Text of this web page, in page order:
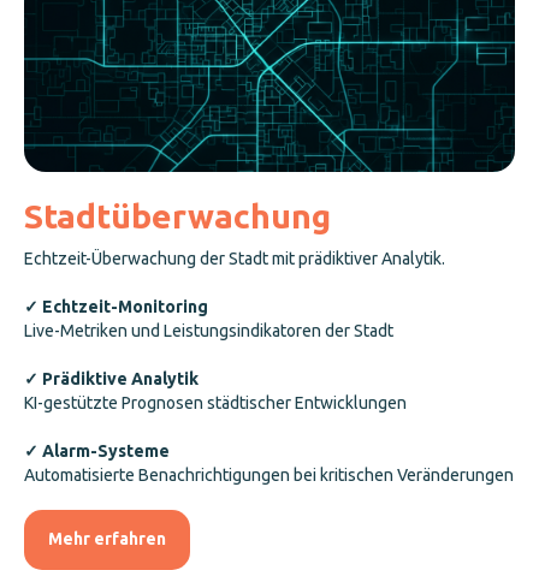
Stadtüberwachung
Echtzeit-Überwachung der Stadt mit prädiktiver Analytik.
✓ Echtzeit-Monitoring
Live-Metriken und Leistungsindikatoren der Stadt
✓ Prädiktive Analytik
KI-gestützte Prognosen städtischer Entwicklungen
✓ Alarm-Systeme
Automatisierte Benachrichtigungen bei kritischen Veränderungen
Mehr erfahren